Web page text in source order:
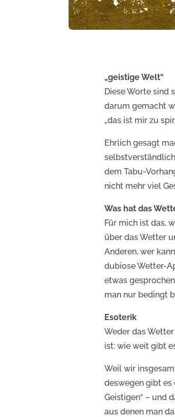
„geistige Welt“
Diese Worte sind
darum gemacht
„das ist mir zu
Ehrlich gesagt
dem Tabu-
nicht mehr viel
Was hat das
Für mich ist das,
über das Wetter
Anderen, wer
dubiose Wetter-
etwas
man nur bedingt
Esoterik
Weder das
ist: wie weit gibt
Weil wir
deswegen gibt es
Geistigen“ – und
aus denen man